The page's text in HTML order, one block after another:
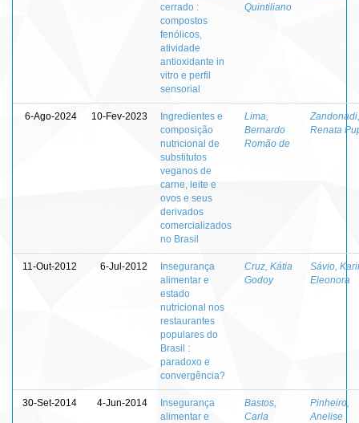
cerrado :
compostos
fenólicos,
atividade
antioxidante in
vitro e perfil
sensorial
Quintiliano
6-Ago-2024 10-Fev-2023
Ingredientes e
composição
nutricional de
substitutos
veganos de
carne, leite e
ovos e seus
derivados
comercializados
no Brasil
Lima,
Bernardo
Romão de
Zandonadi,
Renata
11-Out-2012 6-Jul-2012
Insegurança
alimentar e
estado
nutricional nos
restaurantes
populares do
Brasil :
paradoxo e
convergência?
Cruz, Kátia
Godoy
Sávio,
Eleonora
30-Set-2014 4-Jun-2014
Insegurança
alimentar e
Bastos,
Carla
Pinheiro,
Anelise